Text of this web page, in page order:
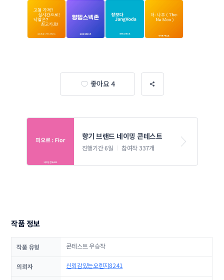
좋아요 4
향기 브랜드 네이밍 콘테스트
진행기간 6일 참여작 337개
작품 정보
작품 유형 콘테스트 우승작
의뢰자 신뢰감있는오렌지8241